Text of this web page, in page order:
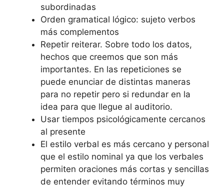
subordinadas
Orden gramatical lógico: sujeto verbos
más complementos
Repetir reiterar. Sobre todo los datos,
hechos que creemos que son más
importantes. En las repeticiones se
puede enunciar de distintas maneras
para no repetir pero si redundar en la
idea para que llegue al auditorio.
Usar tiempos psicológicamente cercanos
al presente
El estilo verbal es más cercano y personal
que el estilo nominal ya que los verbales
permiten oraciones más cortas y sencillas
de entender evitando términos muy